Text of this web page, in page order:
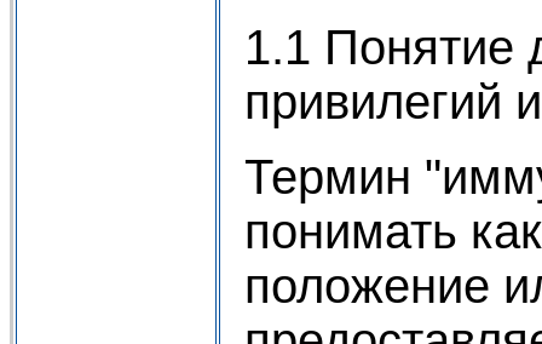
1.1 Понятие
привилегий
Термин
понимать
положение